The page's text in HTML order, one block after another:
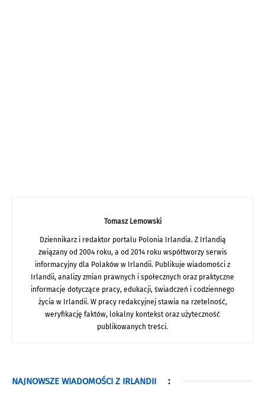
Tomasz Lemowski
Dziennikarz i redaktor portalu Polonia Irlandia. Z Irlandią
związany od 2004 roku, a od 2014 roku współtworzy serwis
informacyjny dla Polaków w Irlandii. Publikuje wiadomości z
Irlandii, analizy zmian prawnych i społecznych oraz praktyczne
informacje dotyczące pracy, edukacji, świadczeń i codziennego
życia w Irlandii. W pracy redakcyjnej stawia na rzetelność,
weryfikację faktów, lokalny kontekst oraz użyteczność
publikowanych treści.
NAJNOWSZE WIADOMOŚCI Z IRLANDII :